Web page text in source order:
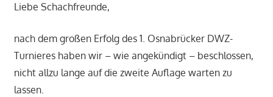
Liebe Schachfreunde,
nach dem großen Erfolg des 1. Osnabrücker DWZ-
Turnieres haben wir – wie angekündigt – beschlossen,
nicht allzu lange auf die zweite Auflage warten zu
lassen.